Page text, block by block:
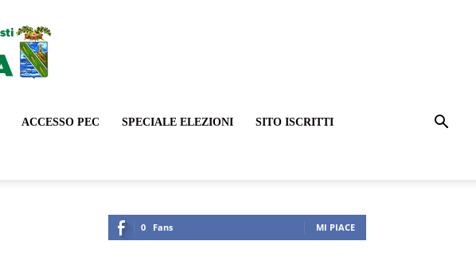
ACCESSO PEC SPECIALE ELEZIONI SITO ISCRITTI
0 Fans MI PIACE